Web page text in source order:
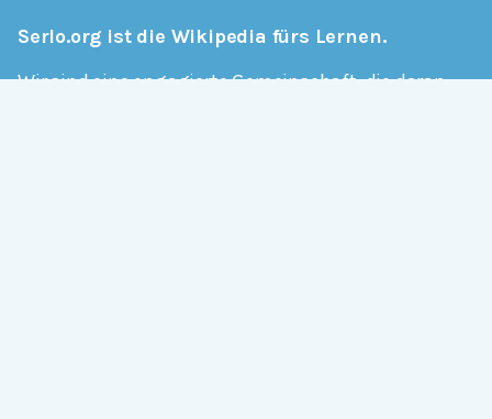
Serlo.org ist die Wikipedia fürs Lernen.
Wir sind eine engagierte Gemeinschaft, die daran